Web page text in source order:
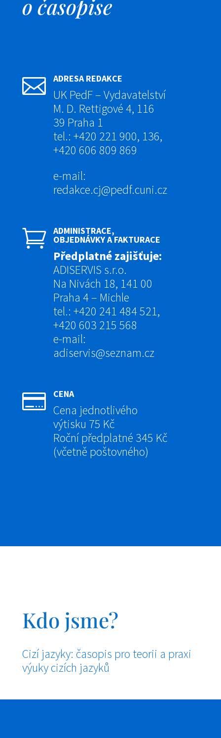
očasopise
 ADRESA REDAKCE
UK PedF – Vydavatelství
M. D. Rettigové 4, 116
39 Praha 1
tel.: +420 221 900, 136,
+420 606 809 869
e-mail:
redakce.cj@pedf.cuni.cz
 ADMINISTRACE,
OBJEDNÁVKY A FAKTURACE
Předplatné zajišťuje:
ADISERVIS s.r.o.
Na Nivách 18, 141 00
Praha 4 – Michle
tel.: +420 241 484 521,
+420 603 215 568
e-mail:
adiservis@seznam.cz
 CENA
Cena jednotlivého
výtisku 75 Kč
Roční předplatné 345 Kč
(včetně poštovného)
Kdo jsme?
Cizí jazyky: časopis pro teorii a praxi
výuky cizích jazyků